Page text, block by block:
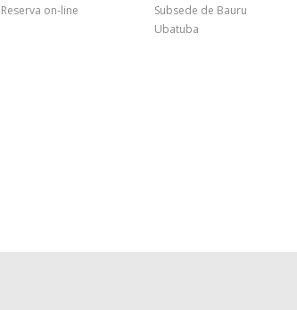
Reserva on-line
Subsede de Bauru
Ubatuba